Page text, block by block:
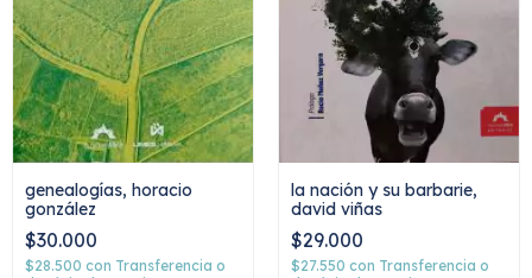
genealogías, horacio
gonzález
$30.000
$28.500 con Transferencia o
la nación y su barbarie,
david viñas
$29.000
$27.550 con Transferencia o